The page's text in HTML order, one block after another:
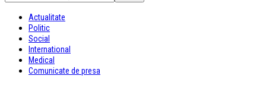
Actualitate
Politic
Social
International
Medical
Comunicate de presa